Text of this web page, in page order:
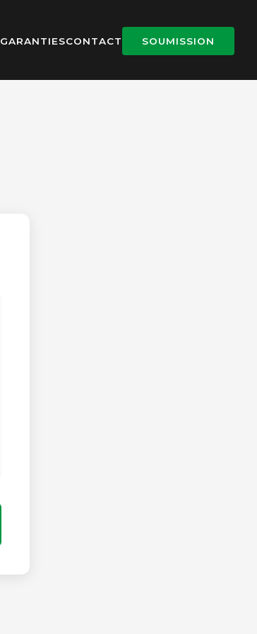
GARANTIESCONTACT SOUMISSION